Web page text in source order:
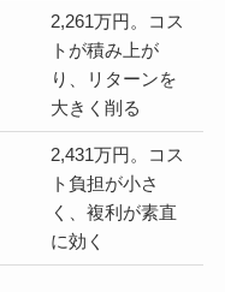
2,261万円。コス
トが積み上が
り、リターンを
大きく削る
2,431万円。コス
ト負担が小さ
く、複利が素直
に効く